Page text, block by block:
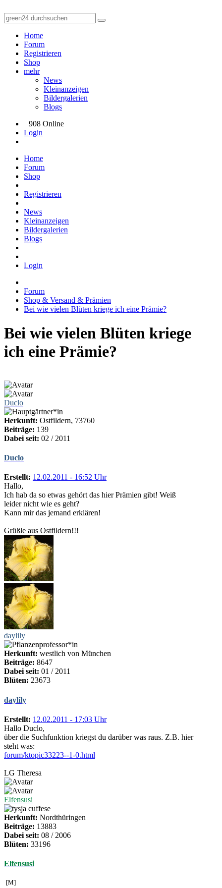
Home
Forum
Registrieren
Shop
mehr
News
Kleinanzeigen
Bildergalerien
Blogs
908 Online
Login
Home
Forum
Shop
Registrieren
News
Kleinanzeigen
Bildergalerien
Blogs
Login
Forum
Shop & Versand & Prämien
Bei wie vielen Blüten kriege ich eine Prämie?
Bei wie vielen Blüten kriege
ich eine Prämie?
Duclo
Herkunft: Ostfildern, 73760
Beiträge: 139
Dabei seit: 02 / 2011
Duclo
Erstellt: 12.02.2011 - 16:52 Uhr
Hallo,
Ich hab da so etwas gehört das hier Prämien gibt! Weiß
leider nicht wie es geht?
Kann mir das jemand erklären!
Grüßle aus Ostfildern!!!
daylily
Herkunft: westlich von München
Beiträge: 8647
Dabei seit: 01 / 2011
Blüten: 23673
daylily
Erstellt: 12.02.2011 - 17:03 Uhr
Hallo Duclo,
über die Suchfunktion kriegst du darüber was raus. Z.B. hier
steht was:
forum/ktopic33223--1-0.html
LG Theresa
Elfensusi
Herkunft: Nordthüringen
Beiträge: 13883
Dabei seit: 08 / 2006
Blüten: 33196
Elfensusi
[M]